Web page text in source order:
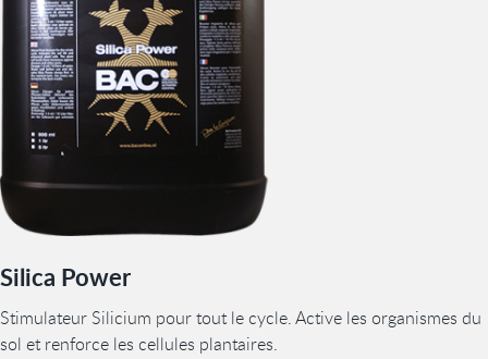
Silica Power
Stimulateur Silicium pour tout le cycle. Active les organismes du
sol et renforce les cellules plantaires.